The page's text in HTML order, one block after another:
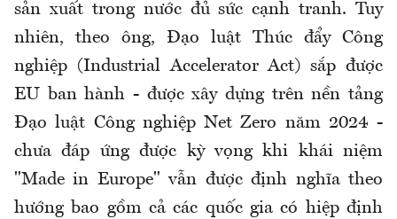
sản xuất trong nước đủ sức cạnh tranh. Tuy
nhiên, theo ông, Đạo luật Thúc đẩy Công
nghiệp (Industrial Accelerator Act) sắp được
EU ban hành - được xây dựng trên nền tảng
Đạo luật Công nghiệp Net Zero năm 2024 -
chưa đáp ứng được kỳ vọng khi khái niệm
"Made in Europe" vẫn được định nghĩa theo
hướng bao gồm cả các quốc gia có hiệp định